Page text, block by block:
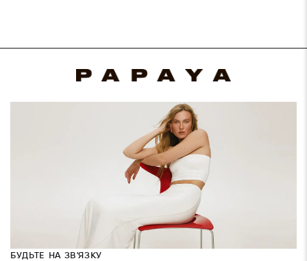
БУДЬТЕ НА ЗВ'ЯЗКУ